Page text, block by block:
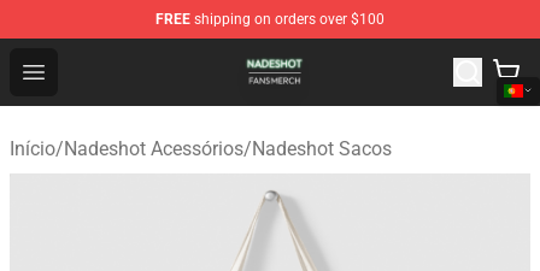
FREE shipping on orders over $100
Open menu
Nadeshot Shop - Official Nadeshot Merchandise Store
Início/Nadeshot Acessórios/Nadeshot Sacos